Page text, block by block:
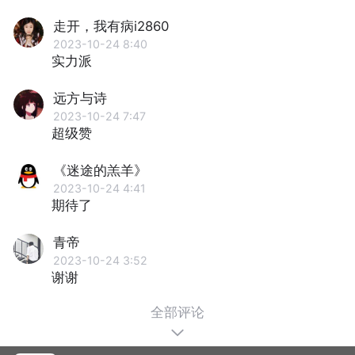
走开，我有病i2860
2023-10-24 8:40
实力派
远方与诗
2023-10-24 7:47
超级赞
《迷途的羔羊》
2023-10-24 4:41
期待了
青帝
2023-10-24 3:52
谢谢
全部评论